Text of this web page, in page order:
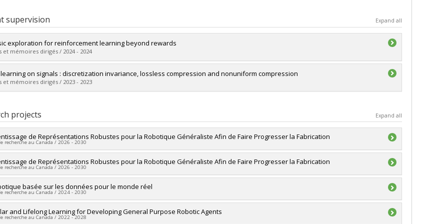
supervision Expand all
exploration for reinforcement learning beyond rewards
et mémoires dirigés / 2024 - 2024
:Creus-Castanyer, Roger
Master's
:M. Sc.
on signals : discretization invariance, lossless compression and nonuniform compression
et mémoires dirigés / 2023 - 2023
Master's
:M. Sc.
le document dans Papyrus
projects Expand all
de Représentations Robustes pour la Robotique Généraliste Afin de Faire Progresser la Fabrication
recherche au Canada / 2026 - 2030
: Glen Berseth
: Liam Paull, Florian Shkurti
sources:FRQNT/Fonds de recherche du Québec - Nature et technologies (FQRNT) , CRSNG/Conseil de recherches en sciences
et génie du Canada (CRSNG)
programs:
de Représentations Robustes pour la Robotique Généraliste Afin de Faire Progresser la Fabrication
recherche au Canada / 2026 - 2030
: Glen Berseth
: Liam Paull,Florian Shkurti
basée sur les données pour le monde réel
recherche au Canada / 2024 - 2030
sources:Université de Montréal
programs:PVXXXXXX-FEI sans restriction
and Lifelong Learning for Developing General Purpose Robotic Agents
recherche au Canada / 2022 - 2028